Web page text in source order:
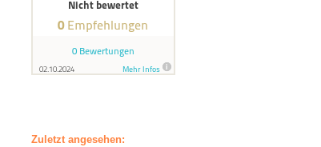
Zuletzt angesehen: